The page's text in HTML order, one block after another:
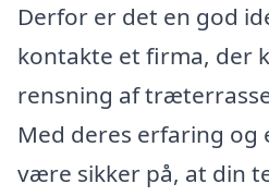
Derfor er det en god
kontakte et firma, der
rensning af
Med deres erfaring og
være sikker på, at din